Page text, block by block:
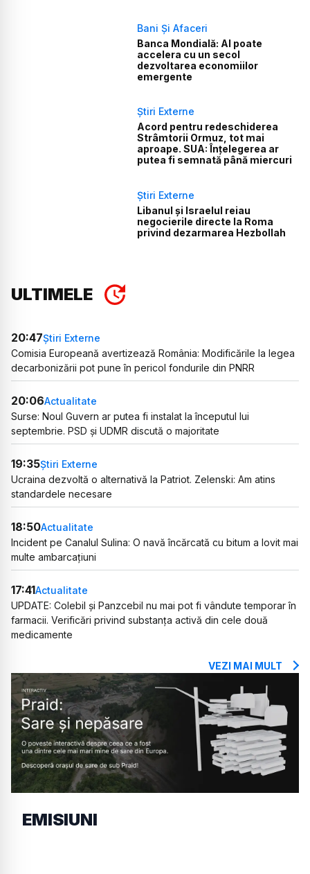
Bani Și Afaceri
Banca Mondială: AI poate
accelera cu un secol
dezvoltarea economiilor
emergente
Știri Externe
Acord pentru redeschiderea
Strâmtorii Ormuz, tot mai
aproape. SUA: Înțelegerea ar
putea fi semnată până miercuri
Știri Externe
Libanul și Israelul reiau
negocierile directe la Roma
privind dezarmarea Hezbollah
ULTIMELE
20:47Știri Externe
Comisia Europeană avertizează România: Modificările la legea
decarbonizării pot pune în pericol fondurile din PNRR
20:06Actualitate
Surse: Noul Guvern ar putea fi instalat la începutul lui
septembrie. PSD și UDMR discută o majoritate
19:35Știri Externe
Ucraina dezvoltă o alternativă la Patriot. Zelenski: Am atins
standardele necesare
18:50Actualitate
Incident pe Canalul Sulina: O navă încărcată cu bitum a lovit mai
multe ambarcațiuni
17:41Actualitate
UPDATE: Colebil și Panzcebil nu mai pot fi vândute temporar în
farmacii. Verificări privind substanța activă din cele două
medicamente
VEZI MAI MULT
EMISIUNI